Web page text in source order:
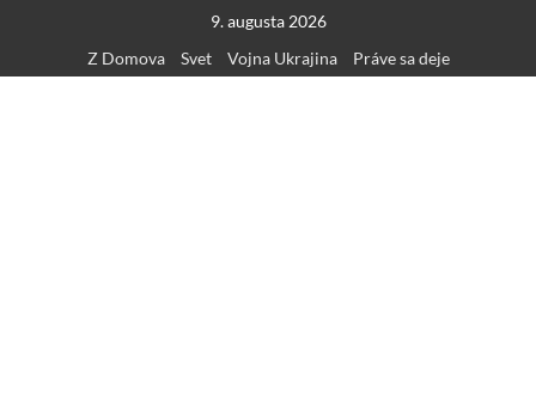
content
9. augusta 2026
Z Domova
Svet Vojna Ukrajina Práve sa deje